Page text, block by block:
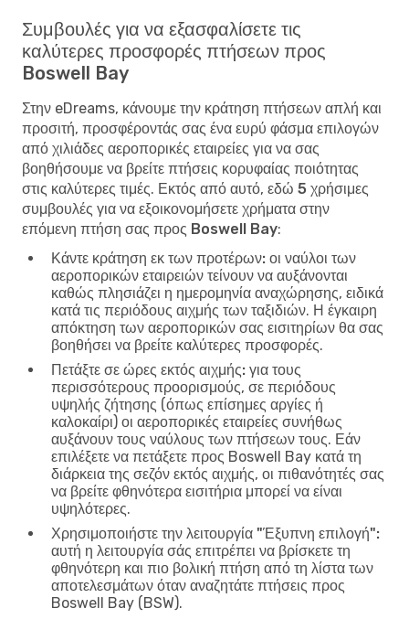
Συμβουλές για να εξασφαλίσετε τις
καλύτερες προσφορές πτήσεων προς
Boswell Bay
Στην eDreams, κάνουμε την κράτηση πτήσεων απλή και
προσιτή, προσφέροντάς σας ένα ευρύ φάσμα επιλογών
από χιλιάδες αεροπορικές εταιρείες για να σας
βοηθήσουμε να βρείτε πτήσεις κορυφαίας ποιότητας
στις καλύτερες τιμές. Εκτός από αυτό, εδώ 5 χρήσιμες
συμβουλές για να εξοικονομήσετε χρήματα στην
επόμενη πτήση σας προς Boswell Bay:
Κάντε κράτηση εκ των προτέρων: οι ναύλοι των
αεροπορικών εταιρειών τείνουν να αυξάνονται
καθώς πλησιάζει η ημερομηνία αναχώρησης, ειδικά
κατά τις περιόδους αιχμής των ταξιδιών. Η έγκαιρη
απόκτηση των αεροπορικών σας εισιτηρίων θα σας
βοηθήσει να βρείτε καλύτερες προσφορές.
Πετάξτε σε ώρες εκτός αιχμής: για τους
περισσότερους προορισμούς, σε περιόδους
υψηλής ζήτησης (όπως επίσημες αργίες ή
καλοκαίρι) οι αεροπορικές εταιρείες συνήθως
αυξάνουν τους ναύλους των πτήσεων τους. Εάν
επιλέξετε να πετάξετε προς Boswell Bay κατά τη
διάρκεια της σεζόν εκτός αιχμής, οι πιθανότητές σας
να βρείτε φθηνότερα εισιτήρια μπορεί να είναι
υψηλότερες.
Χρησιμοποιήστε την λειτουργία "Έξυπνη επιλογή":
αυτή η λειτουργία σάς επιτρέπει να βρίσκετε τη
φθηνότερη και πιο βολική πτήση από τη λίστα των
αποτελεσμάτων όταν αναζητάτε πτήσεις προς
Boswell Bay (BSW).